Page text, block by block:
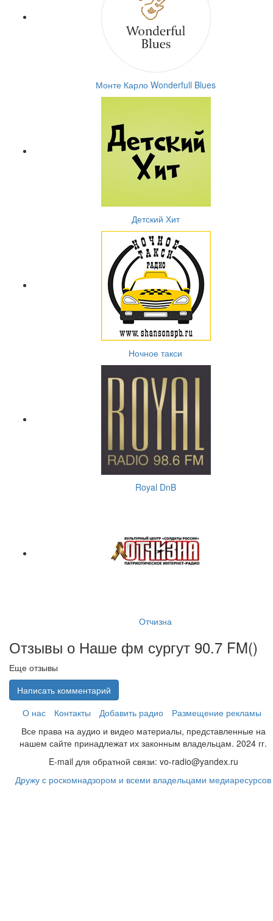
Монте Карло Wonderfull Blues
Детский Хит
Ночное такси
Royal DnB
Отчизна
Отзывы о Наше фм сургут 90.7 FM()
Еще отзывы
Написать комментарий
О нас
Контакты Добавить радио
Размещение рекламы
Все права на аудио и видео материалы, представленные на
нашем сайте принадлежат их законным владельцам. 2024 гг.
E-mail для обратной связи: vo-radio@yandex.ru
Дружу с роскомнадзором и всеми владельцами медиаресурсов